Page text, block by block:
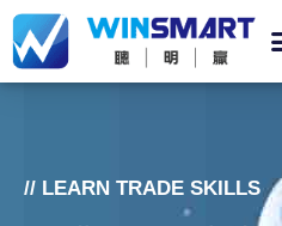
// LEARN TRADE SKILLS